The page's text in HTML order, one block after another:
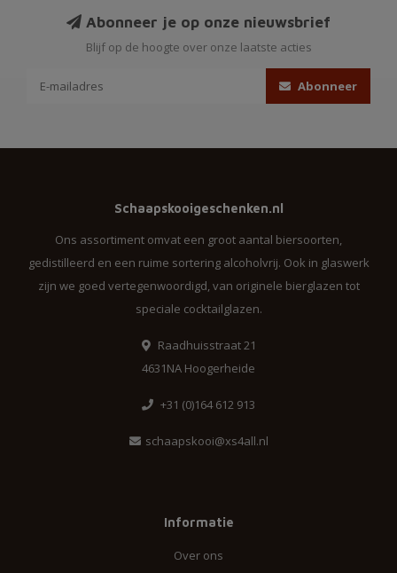
Abonneer je op onze nieuwsbrief
Blijf op de hoogte over onze laatste acties
Abonneer
Schaapskooigeschenken.nl
Ons assortiment omvat een groot aantal biersoorten,
gedistilleerd en een ruime sortering alcoholvrij. Ook in glaswerk
zijn we goed vertegenwoordigd, van originele bierglazen tot
speciale cocktailglazen.
Raadhuisstraat 21
4631NA Hoogerheide
+31 (0)164 612 913
schaapskooi@xs4all.nl
Informatie
Over ons